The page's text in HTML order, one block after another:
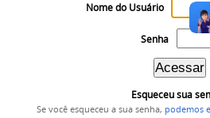
Nome do Usuário
Senha
Esqueceu sua
Se você esqueceu a sua senha, podemos